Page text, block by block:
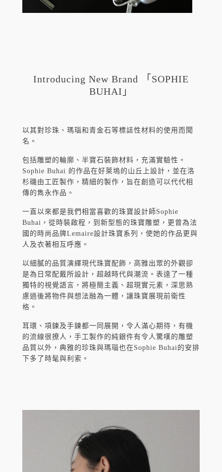
Introducing New Brand 「SOPHIE
BUHAI」
以其對珍珠、瑪瑙和青金石等標誌性材料的使用而聞
名。
包括雕塑的輪廓、半寶石裝飾材料，充滿實驗性。
Sophie Buhai 的作品在好萊塢的山丘上設計，並在洛
杉磯由工匠製作，精細的製作，旨在創造可以代代相
傳的雋永作品。
一直以來都是我們相當喜歡的珠寶設計師Sophie
Buhai，從時裝啟程，到新型態的珠寶雕塑，更曾為法
國的時尚品牌Lemaire設計珠寶系列，使她的作品更與
人及衣著相互呼應。
以細膩的品質演繹現代珠寶配飾，高雅出眾的外觀卻
是為日常配戴所設計，超越時代與潮流。表達了一種
獨特的視覺語言，將極簡主義、超現實元素，深思熟
慮過後將物件與想法融為一體，讓珠寶展現前衛性
格。
耳環、項鍊及手鍊都一同展開，令人滿心期待，有機
的流線很撩人，手工製作的純銀件有令人驚嘆的雕塑
品質以外，典雅的珍珠與瑪瑙也在Sophie Buhai的安排
下多了時髦與利索。